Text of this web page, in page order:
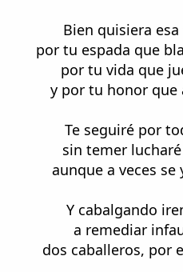
Bien quisiera
por tu espada que
por tu vida que
y por tu honor que
Te seguiré por
sin temer
aunque a veces
Y cabalgando
a remediar
dos caballeros, por